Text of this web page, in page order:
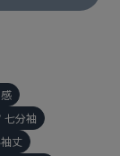
七分袖
丈